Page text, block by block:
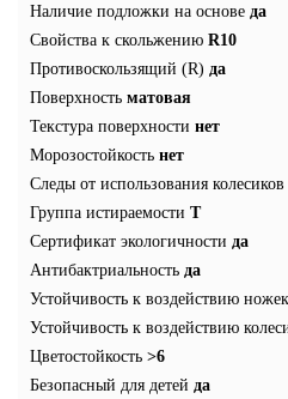
Наличие подложки на основе да
Свойства к скольжению R10
Противоскользящий (R) да
Поверхность матовая
Текстура поверхности нет
Морозостойкость нет
Следы от использования колесиков
Группа истираемости Т
Сертификат экологичности да
Антибактриальность да
Устойчивость к воздействию
Устойчивость к воздействию
Цветостойкость >6
Безопасный для детей да